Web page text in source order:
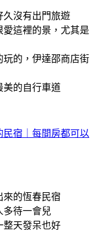
久沒有出門旅遊
這裡的景，尤其是
玩的，伊達邵商店街
美的自行車道
宿｜每間房都可以
來的恆春民宿
多待一會兒
整天發呆也好